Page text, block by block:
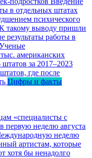
в отдельных штатах
психического
такому выводу пришли
результаты работы в
американских
за 2017–2023
где после
Цифры и факты
«специалисты с
первую неделю августа
неделю
артистам, которые
хотя бы ненадолго